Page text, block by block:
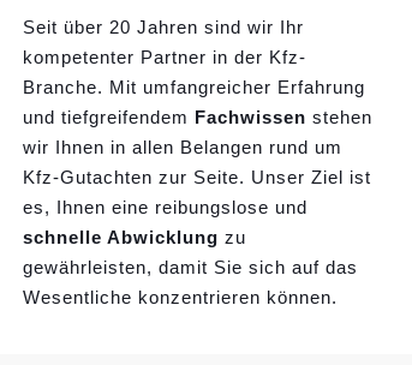
Seit über 20 Jahren sind wir Ihr
kompetenter Partner in der Kfz-
Branche. Mit umfangreicher Erfahrung
und tiefgreifendem Fachwissen stehen
wir Ihnen in allen Belangen rund um
Kfz-Gutachten zur Seite. Unser Ziel ist
es, Ihnen eine reibungslose und
schnelle Abwicklung zu
gewährleisten, damit Sie sich auf das
Wesentliche konzentrieren können.